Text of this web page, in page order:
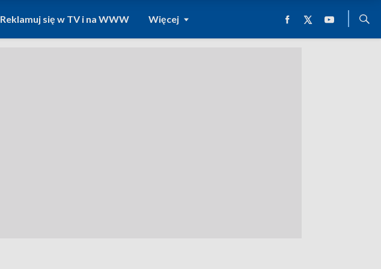
Reklamuj się w TV i na WWW Więcej